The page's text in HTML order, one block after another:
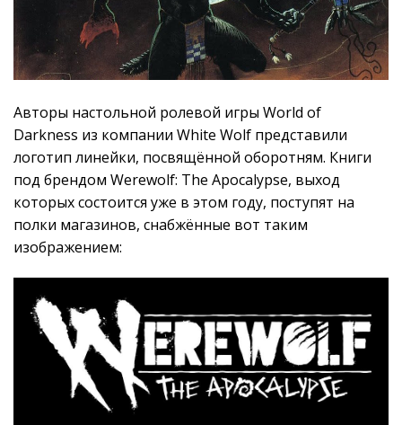
Авторы настольной ролевой игры World of
Darkness из компании White Wolf представили
логотип линейки, посвящённой оборотням. Книги
под брендом Werewolf: The Apocalypse, выход
которых состоится уже в этом году, поступят на
полки магазинов, снабжённые вот таким
изображением: